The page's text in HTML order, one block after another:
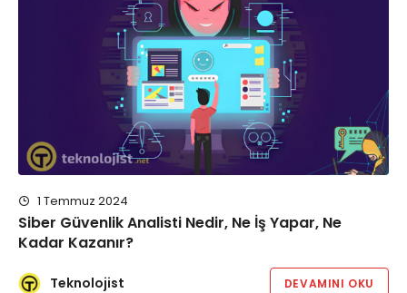
1 Temmuz 2024
Siber Güvenlik Analisti Nedir, Ne İş Yapar, Ne
Kadar Kazanır?
Teknolojist DEVAMINI OKU